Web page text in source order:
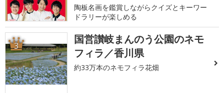
陶板名画を鑑賞しながらクイズとキーワー
ドラリーが楽しめる
3
国営讃岐まんのう公園のネモ
フィラ／香川県
約33万本のネモフィラ花畑